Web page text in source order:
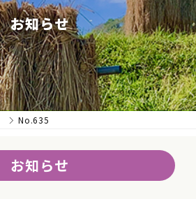
お知らせ
No.635
お知らせ